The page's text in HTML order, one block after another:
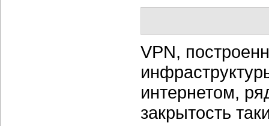
VPN,
интернетом,
закрытость